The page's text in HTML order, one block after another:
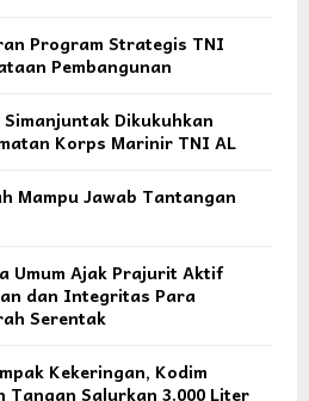
Program Strategis TNI
Pembangunan
Dikukuhkan
Korps Marinir TNI AL
Mampu Jawab Tantangan
Umum Ajak Prajurit Aktif
dan Integritas Para
Serentak
Kekeringan, Kodim
Tangan Salurkan 3.000 Liter